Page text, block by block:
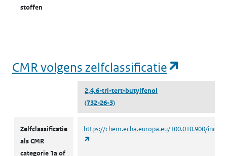
stoffen
CMR volgens zelfclassificatie
2,4,6-tri-tert-butylfenol
(732-26-3)
Zelfclassificatie
als CMR
categorie 1a of
https://chem.echa.europa.eu/100.010.900/